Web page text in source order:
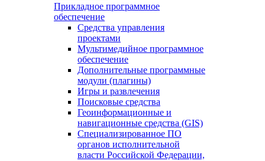
Прикладное программное
обеспечение
Средства управления
проектами
Мультимедийное программное
обеспечение
Дополнительные программные
модули (плагины)
Игры и развлечения
Поисковые средства
Геоинформационные и
навигационные средства (GIS)
Специализированное ПО
органов исполнительной
власти Российской Федерации,